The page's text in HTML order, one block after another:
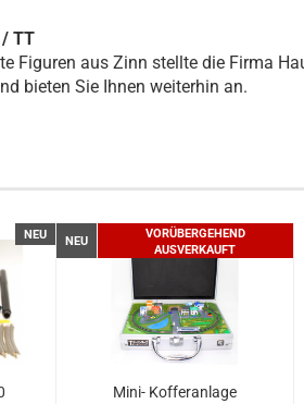
TT
Figuren aus Zinn stellte die Firma
bieten Sie Ihnen weiterhin an.
NEU NEU
VORÜBERGEHEND
AUSVERKAUFT
Mini- Kofferanlage